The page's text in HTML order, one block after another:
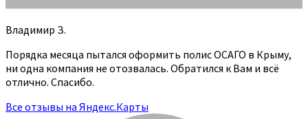
Владимир З.
Порядка месяца пытался оформить полис ОСАГО в Крыму,
ни одна компания не отозвалась. Обратился к Вам и всё
отлично. Спасибо.
Все отзывы на Яндекс.Карты